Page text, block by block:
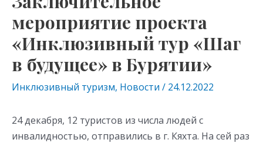
мероприятие проекта
«Инклюзивный тур «Шаг
в будущее» в Бурятии»
Инклюзивный туризм, Новости / 24.12.2022
24 декабря, 12 туристов из числа людей с
инвалидностью, отправились в г. Кяхта. На сей раз